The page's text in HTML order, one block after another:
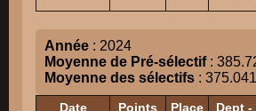
Année : 2024
Moyenne de Pré-sélectif:
Moyenne des sélectifs : 375.041
Date Points Place Dept -